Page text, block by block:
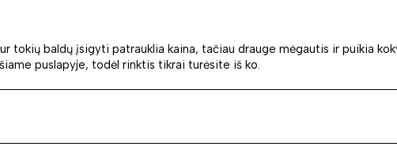
tokių baldų įsigyti patrauklia kaina, tačiau drauge mėgautis ir puikia
puslapyje, todėl rinktis tikrai turėsite iš ko.